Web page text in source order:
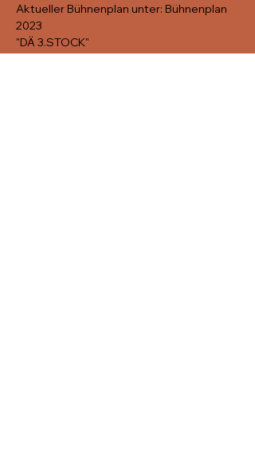
Aktueller Bühnenplan unter: Bühnenplan
2023
"DÄ 3.STOCK"